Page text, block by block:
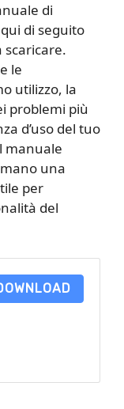
di
di seguito
scaricare.
le
utilizzo, la
problemi più
d’uso del tuo
manuale
una
per
del